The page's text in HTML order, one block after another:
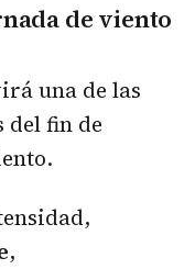
de viento
una de las
del fin de
,